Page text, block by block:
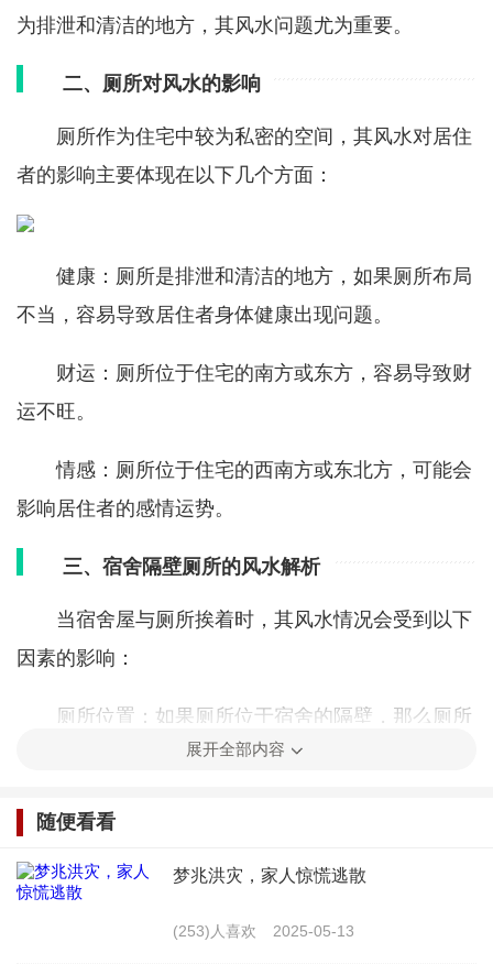
为排泄和清洁的地方，其风水问题尤为重要。
二、厕所对风水的影响
厕所作为住宅中较为私密的空间，其风水对居住
者的影响主要体现在以下几个方面：
健康：厕所是排泄和清洁的地方，如果厕所布局
不当，容易导致居住者身体健康出现问题。
财运：厕所位于住宅的南方或东方，容易导致财
运不旺。
情感：厕所位于住宅的西南方或东北方，可能会
影响居住者的感情运势。
三、宿舍隔壁厕所的风水解析
当宿舍屋与厕所挨着时，其风水情况会受到以下
因素的影响：
厕所位置：如果厕所位于宿舍的隔壁，那么厕所
的位置对宿舍的风水影响较大。例如，厕所位于宿舍
利影响。
厕所门朝向：厕所门不宜朝向宿舍门或床铺，否
则容易导致居住者运势不稳定。
展开全部内容
随便看看
梦兆洪灾，家人惊慌逃散
(253)人喜欢 2025-05-13